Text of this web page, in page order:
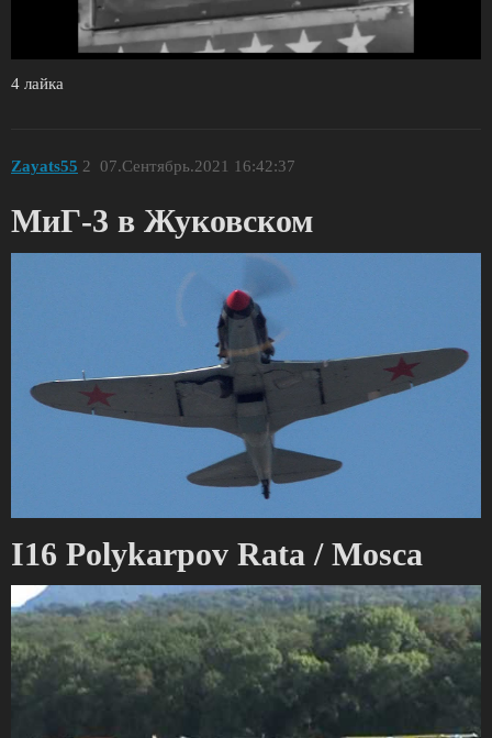
4 лайка
Zayats55 07.Сентябрь.2021 16:42:37
2
МиГ-3 в Жуковском
I16 Polykarpov Rata / Mosca